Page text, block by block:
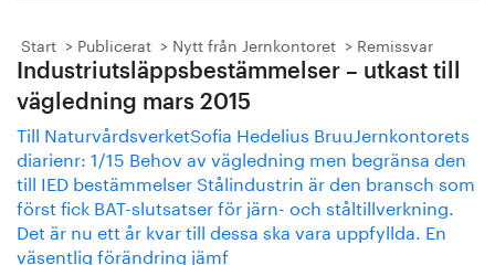
Start Publicerat Nytt från Jernkontoret Remissvar
Industriutsläppsbestämmelser – utkast till
vägledning mars 2015
Till NaturvårdsverketSofia Hedelius BruuJernkontorets
diarienr: 1/15 Behov av vägledning men begränsa den
till IED bestämmelser Stålindustrin är den bransch som
först fick BAT-slutsatser för järn- och ståltillverkning.
Det är nu ett år kvar till dessa ska vara uppfyllda. En
väsentlig förändring jämf